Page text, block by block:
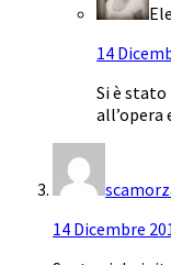
14
Si è
all’opera
14 Dicembre